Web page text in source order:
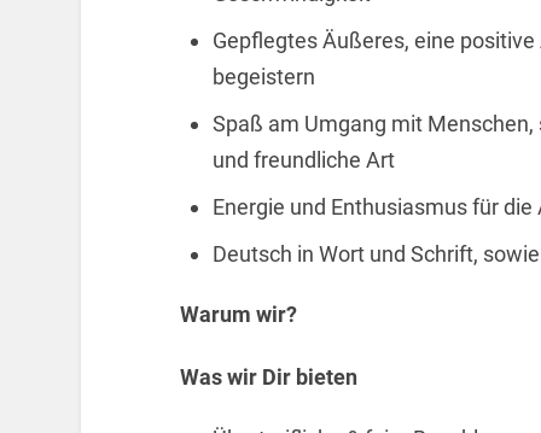
Gepflegtes Äußeres, eine
begeistern
Spaß am Umgang mit
und freundliche Art
Energie und Enthusiasmus für die
Deutsch in Wort und Schrift,
Warum wir?
Was wir Dir bieten